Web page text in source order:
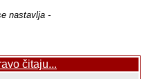
nastavlja -
čitaju...